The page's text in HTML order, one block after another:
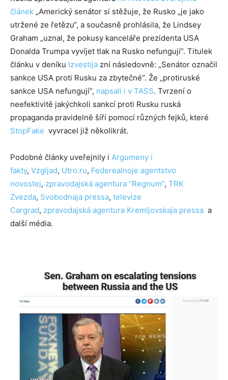
článek „Americký senátor si stěžuje, že Rusko „je jako
utržené ze řetězu“, a současně prohlásila, že Lindsey
Graham „uznal, že pokusy kanceláře prezidenta USA
Donalda Trumpa vyvíjet tlak na Rusko nefungují“. Titulek
článku v deníku Izvestija zní následovně: „Senátor označil
sankce USA proti Rusku za zbytečné“. Že „protiruské
sankce USA nefungují“, napsali i v TASS. Tvrzení o
neefektivitě jakýchkoli sankcí proti Rusku ruská
propaganda pravidelně šíří pomocí různých fejků, které
StopFake vyvracel již několikrát.
Podobné články uveřejnily i Аrgumeny i
fakty, Vzgljad, Utro.ru, Federealnoje agentstvo
novostej, zpravodajská agentura “Regnum”, TRK
Zvezda, Svobodnaja pressa, televize
Cargrad, zpravodajská agentura Kremljovskaja pressa a
další média.